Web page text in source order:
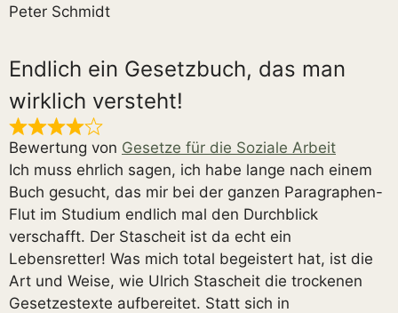
Peter Schmidt
Endlich ein Gesetzbuch, das man
wirklich versteht!
Bewertung von Gesetze für die Soziale Arbeit
Ich muss ehrlich sagen, ich habe lange nach einem
Buch gesucht, das mir bei der ganzen Paragraphen-
Flut im Studium endlich mal den Durchblick
verschafft. Der Stascheit ist da echt ein
Lebensretter! Was mich total begeistert hat, ist die
Art und Weise, wie Ulrich Stascheit die trockenen
Gesetzestexte aufbereitet. Statt sich in